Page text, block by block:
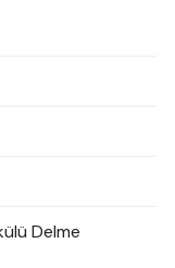
Delme